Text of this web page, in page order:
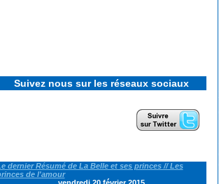
géants et concerts du 4 Juillet
2026 pour le 250e anniversaire
Le casting de SECRET STORY 14
en portraits & la liste des secrets
Suivez nous sur les réseaux sociaux
dernier Résumé de La Belle et ses princes // Les
de l'amour